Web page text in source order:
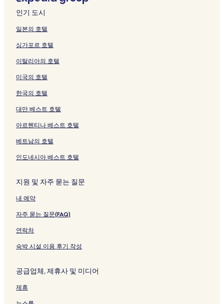
인기 도시
일본의 호텔
싱가포르 호텔
이탈리아의 호텔
미국의 호텔
한국의 호텔
대만 베스트 호텔
아르헨티나 베스트 호텔
베트남의 호텔
인도네시아 베스트 호텔
지원 및 자주 묻는 질문
내 예약
자주 묻는 질문(FAQ)
연락처
숙박 시설 이용 후기 작성
공급업체, 제휴사 및 미디어
제휴